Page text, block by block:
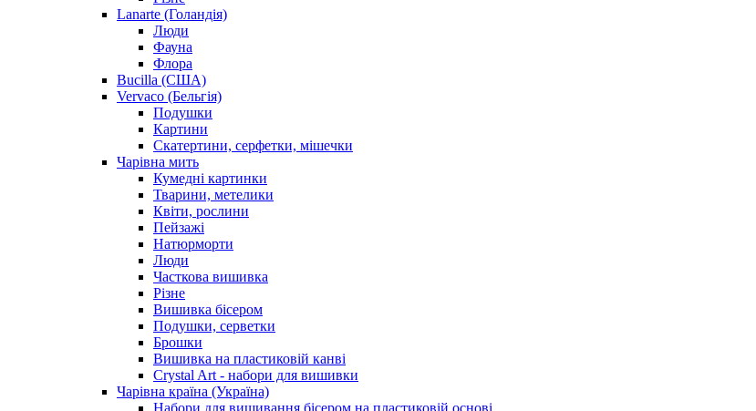
Lanarte (Голандія)
Люди
Фауна
Флора
Bucilla (США)
Vervaco (Бельгія)
Подушки
Картини
Скатертини, серфетки, мішечки
Чарiвна мить
Кумедні картинки
Тварини, метелики
Квіти, рослини
Пейзажі
Натюрморти
Люди
Часткова вишивка
Різне
Вишивка бісером
Подушки, серветки
Брошки
Вишивка на пластиковій канві
Crystal Art - набори для вишивки
Чарівна країна (Україна)
Набори для вишивання бісером на пластиковій основі